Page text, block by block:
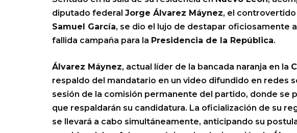
diputado federal Jorge Álvarez Máynez, el
Samuel García, se dio el lujo de destapar oficiosamente
fallida campaña para la Presidencia de la República.
Álvarez Máynez, actual líder de la bancada naranja en la
respaldo del mandatario en un video difundido en redes
sesión de la comisión permanente del partido, donde se
que respaldarán su candidatura. La oficialización de su
se llevará a cabo simultáneamente, anticipando su